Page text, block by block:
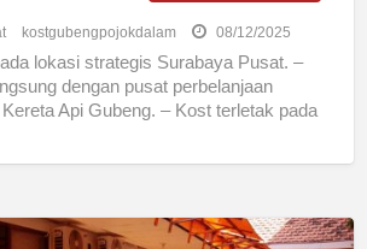
kostgubengpojokdalam 08/12/2025
lokasi strategis Surabaya Pusat. –
dengan pusat perbelanjaan
Api Gubeng. – Kost terletak pada